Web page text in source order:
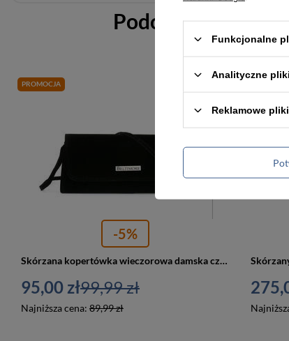
Podobne do
PROMOCJA
-5%
Skórzana kopertówka wieczorowa damska czarna Beltimore W65
95,00 zł
Najniższa cena: 89,99 zł
99,99 zł
Funkcjonalne
Analityczne
Reklamowe